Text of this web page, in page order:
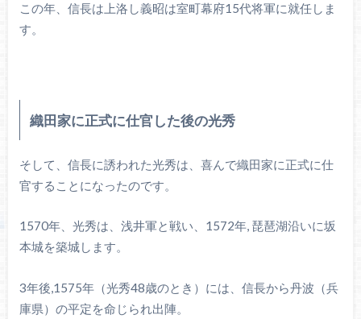
この年、信長は上洛し義昭は室町幕府15代将軍に就任しま
す。
織田家に正式に仕官した後の光秀
そして、信長に誘われた光秀は、喜んで織田家に正式に仕
官することになったのです。
1570年、光秀は、浅井軍と戦い、1572年, 琵琶湖沿いに坂
本城を築城します。
3年後,1575年（光秀48歳のとき）には、信長から丹波（兵
庫県）の平定を命じられ出陣。